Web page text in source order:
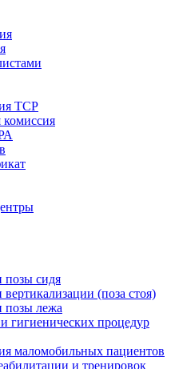
ТСР
позы сидя
(поза стоя)
позы лежа
гигиенических процедур
маломобильных пациентов
и тренировок